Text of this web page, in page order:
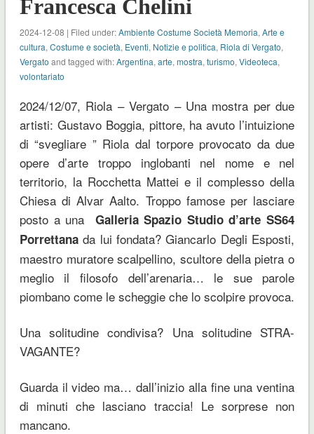
Francesca Chelini
2024-12-08 | Filed under:Ambiente Costume Società Memoria, Arte e
cultura, Costume e società, Eventi, Notizie e politica, Riola di Vergato,
Vergato and tagged with:Argentina, arte, mostra, turismo, Videoteca,
volontariato
2024/12/07, Riola – Vergato – Una mostra per due
artisti: Gustavo Boggia, pittore, ha avuto l’intuizione
di “svegliare ” Riola dal torpore provocato da due
opere d’arte troppo inglobanti nel nome e nel
territorio, la Rocchetta Mattei e il complesso della
Chiesa di Alvar Aalto. Troppo famose per lasciare
posto a una Galleria Spazio Studio d’arte SS64
Porrettanada lui fondata? Giancarlo Degli Esposti,
maestro muratore scalpellino, scultore della pietra o
meglio il filosofo dell’arenaria… le sue parole
piombano come le scheggie che lo scolpire provoca.
Una solitudine condivisa? Una solitudine STRA-
VAGANTE?
Guarda il video ma… dall’inizio alla fine una ventina
di minuti che lasciano traccia! Le sorprese non
mancano.